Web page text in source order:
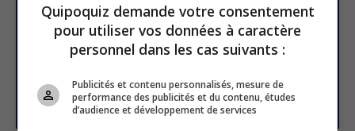
Email address
SUBSCRIBE
Quipoquiz demande votre consentement
pour utiliser vos données à caractère
personnel dans les cas suivants :
Publicités et contenu personnalisés, mesure de
performance des publicités et du contenu, études
d’audience et développement de services